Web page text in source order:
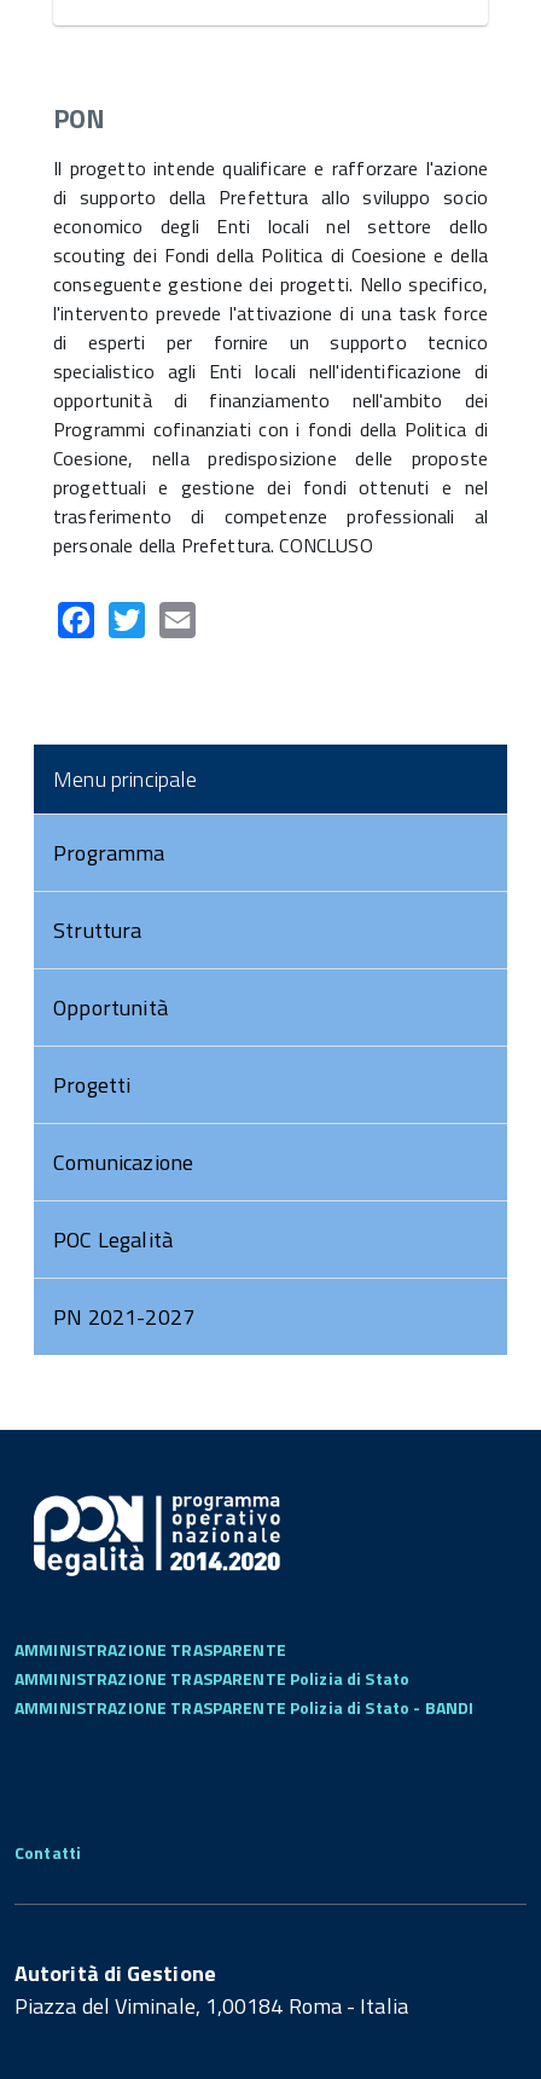
PON
Il progetto intende qualificare e rafforzare l'azione
di supporto della Prefettura allo sviluppo socio
economico degli Enti locali nel settore dello
scouting dei Fondi della Politica di Coesione e della
conseguente gestione dei progetti. Nello specifico,
l'intervento prevede l'attivazione di una task force
di esperti per fornire un supporto tecnico
specialistico agli Enti locali nell'identificazione di
opportunità di finanziamento nell'ambito dei
Programmi cofinanziati con i fondi della Politica di
Coesione, nella predisposizione delle proposte
progettuali e gestione dei fondi ottenuti e nel
trasferimento di competenze professionali al
personale della Prefettura. CONCLUSO
FacebookTwitter
Menu principale
Programma
Struttura
Opportunità
Progetti
Comunicazione
POC Legalità
PN 2021-2027
AMMINISTRAZIONE TRASPARENTE
AMMINISTRAZIONE TRASPARENTE Polizia di Stato
AMMINISTRAZIONE TRASPARENTE Polizia di Stato - BANDI
Contatti
Autorità di Gestione
Piazza del Viminale, 1,00184 Roma - Italia